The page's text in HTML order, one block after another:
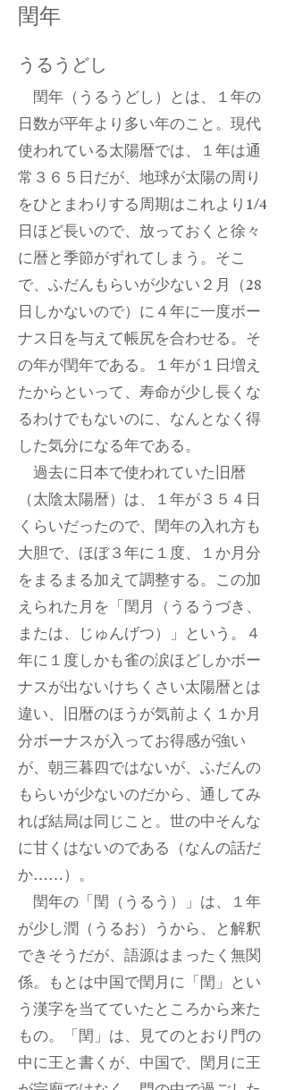
閏年
うるうどし
閏年（うるうどし）とは、１年の
日数が平年より多い年のこと。現代
使われている太陽暦では、１年は通
常３６５日だが、地球が太陽の周り
をひとまわりする周期はこれより1/4
日ほど長いので、放っておくと徐々
に暦と季節がずれてしまう。そこ
で、ふだんもらいが少ない２月（28
日しかないので）に４年に一度ボー
ナス日を与えて帳尻を合わせる。そ
の年が閏年である。１年が１日増え
たからといって、寿命が少し長くな
るわけでもないのに、なんとなく得
した気分になる年である。
過去に日本で使われていた旧暦
（太陰太陽暦）は、１年が３５４日
くらいだったので、閏年の入れ方も
大胆で、ほぼ３年に１度、１か月分
をまるまる加えて調整する。この加
えられた月を「閏月（うるうづき、
または、じゅんげつ）」という。４
年に１度しかも雀の涙ほどしかボー
ナスが出ないけちくさい太陽暦とは
違い、旧暦のほうが気前よく１か月
分ボーナスが入ってお得感が強い
が、朝三暮四ではないが、ふだんの
もらいが少ないのだから、通してみ
れば結局は同じこと。世の中そんな
に甘くはないのである（なんの話だ
か……）。
閏年の「閏（うるう）」は、１年
が少し潤（うるお）うから、と解釈
できそうだが、語源はまったく無関
係。もとは中国で閏月に「閏」とい
う漢字を当てていたところから来た
もの。「閏」は、見てのとおり門の
中に王と書くが、中国で、閏月に王